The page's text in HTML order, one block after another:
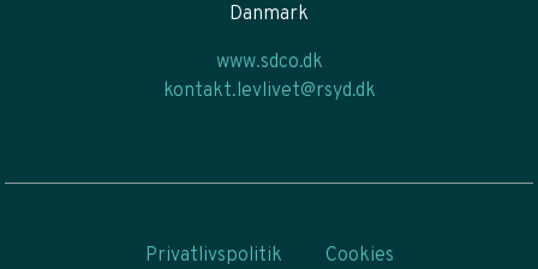
Danmark
www.sdco.dk
kontakt.levlivet@rsyd.dk
Privatlivspolitik Cookies